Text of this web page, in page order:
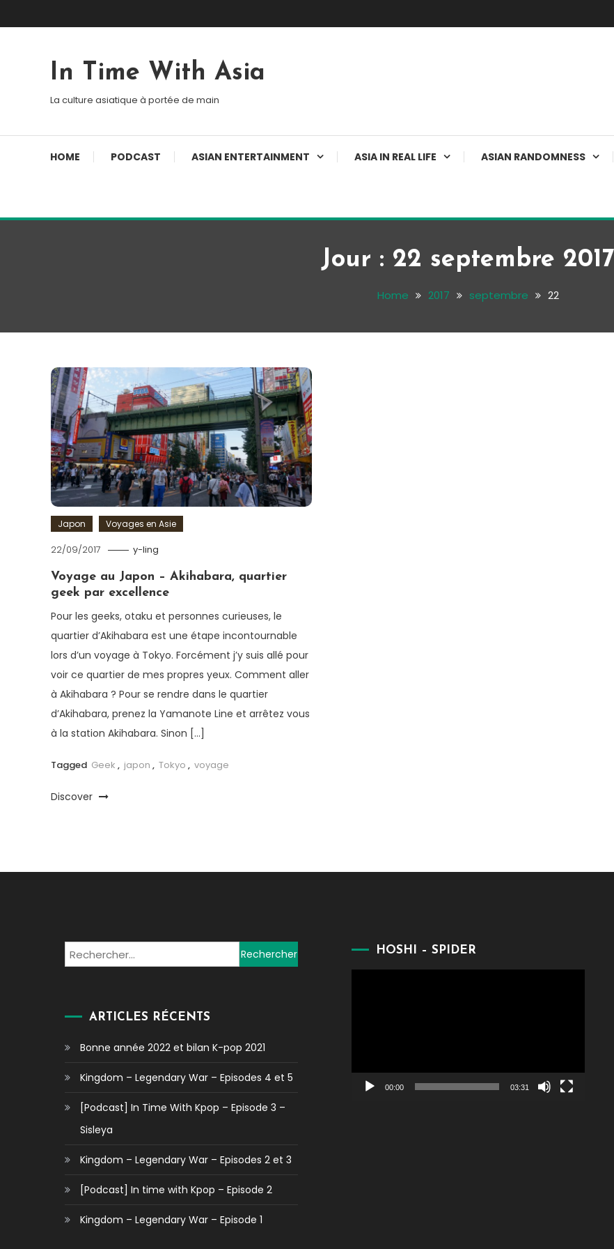
In Time With Asia
La culture asiatique à portée de main
HOME PODCAST ASIAN ENTERTAINMENT ASIA IN REAL LIFE ASIAN RANDOMNESS
Jour : 22 septembre 2017
Home 2017 septembre 22
Japon Voyages en Asie
22/09/2017 y-ling
Voyage au Japon – Akihabara, quartier
geek par excellence
Pour les geeks, otaku et personnes curieuses, le
quartier d’Akihabara est une étape incontournable
lors d’un voyage à Tokyo. Forcément j’y suis allé pour
voir ce quartier de mes propres yeux. Comment aller
à Akihabara ? Pour se rendre dans le quartier
d’Akihabara, prenez la Yamanote Line et arrêtez vous
à la station Akihabara. Sinon […]
Tagged Geek , japon , Tokyo , voyage
Discover
Rechercher :
ARTICLES RÉCENTS
Bonne année 2022 et bilan K-pop 2021
Kingdom – Legendary War – Episodes 4 et 5
[Podcast] In Time With Kpop – Episode 3 –
Sisleya
Kingdom – Legendary War – Episodes 2 et 3
[Podcast] In time with Kpop – Episode 2
Kingdom – Legendary War – Episode 1
HOSHI – SPIDER
00:00 03:31